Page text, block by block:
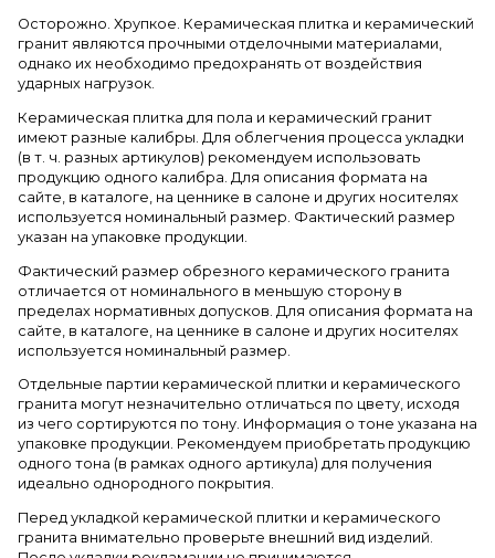
Осторожно. Хрупкое. Керамическая плитка и керамический
гранит являются прочными отделочными материалами,
однако их необходимо предохранять от воздействия
ударных нагрузок.
Керамическая плитка для пола и керамический гранит
имеют разные калибры. Для облегчения процесса укладки
(в т. ч. разных артикулов) рекомендуем использовать
продукцию одного калибра. Для описания формата на
сайте, в каталоге, на ценнике в салоне и других носителях
используется номинальный размер. Фактический размер
указан на упаковке продукции.
Фактический размер обрезного керамического гранита
отличается от номинального в меньшую сторону в
пределах нормативных допусков. Для описания формата на
сайте, в каталоге, на ценнике в салоне и других носителях
используется номинальный размер.
Отдельные партии керамической плитки и керамического
гранита могут незначительно отличаться по цвету, исходя
из чего сортируются по тону. Информация о тоне указана на
упаковке продукции. Рекомендуем приобретать продукцию
одного тона (в рамках одного артикула) для получения
идеально однородного покрытия.
Перед укладкой керамической плитки и керамического
гранита внимательно проверьте внешний вид изделий.